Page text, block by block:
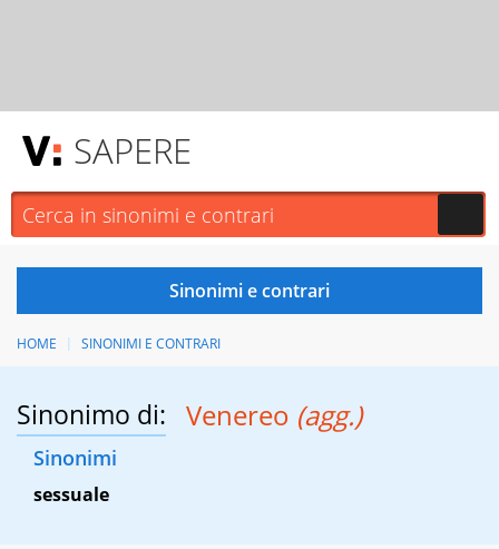
SAPERE
HOME SINONIMI E CONTRARI
Sinonimo di: Venereo (agg.)
Sinonimi
sessuale